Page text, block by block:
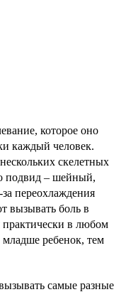
которое оно
каждый человек.
скелетных
подвид – шейный,
переохлаждения
вызывать боль в
практически в любом
младше ребенок, тем
самые разные